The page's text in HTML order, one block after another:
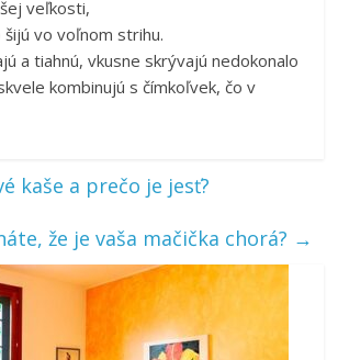
veľkosti,
vo voľnom strihu.
a tiahnú, vkusne skrývajú nedokonalo
kombinujú s čímkoľvek, čo v
kaše a prečo je jesť?
že je vaša mačička chorá? →